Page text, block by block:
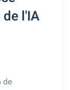
l'IA
de